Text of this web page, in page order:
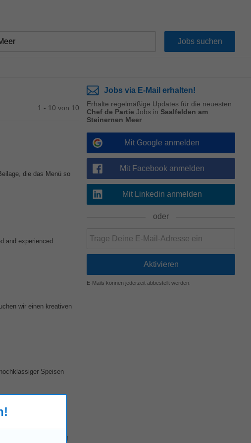
1 - 10 von 10
die das Menü so
and experienced
wir einen kreativen
Speisen
bei uns genau richtig!
Jobs via E-Mail erhalten!
Erhalte regelmäßige Updates für die neuesten
Chef de Partie Jobs in Saalfelden am
Steinernen Meer
Mit Google anmelden
Mit Facebook anmelden
Mit Linkedin anmelden
oder
E-Mails können jederzeit abbestellt werden.